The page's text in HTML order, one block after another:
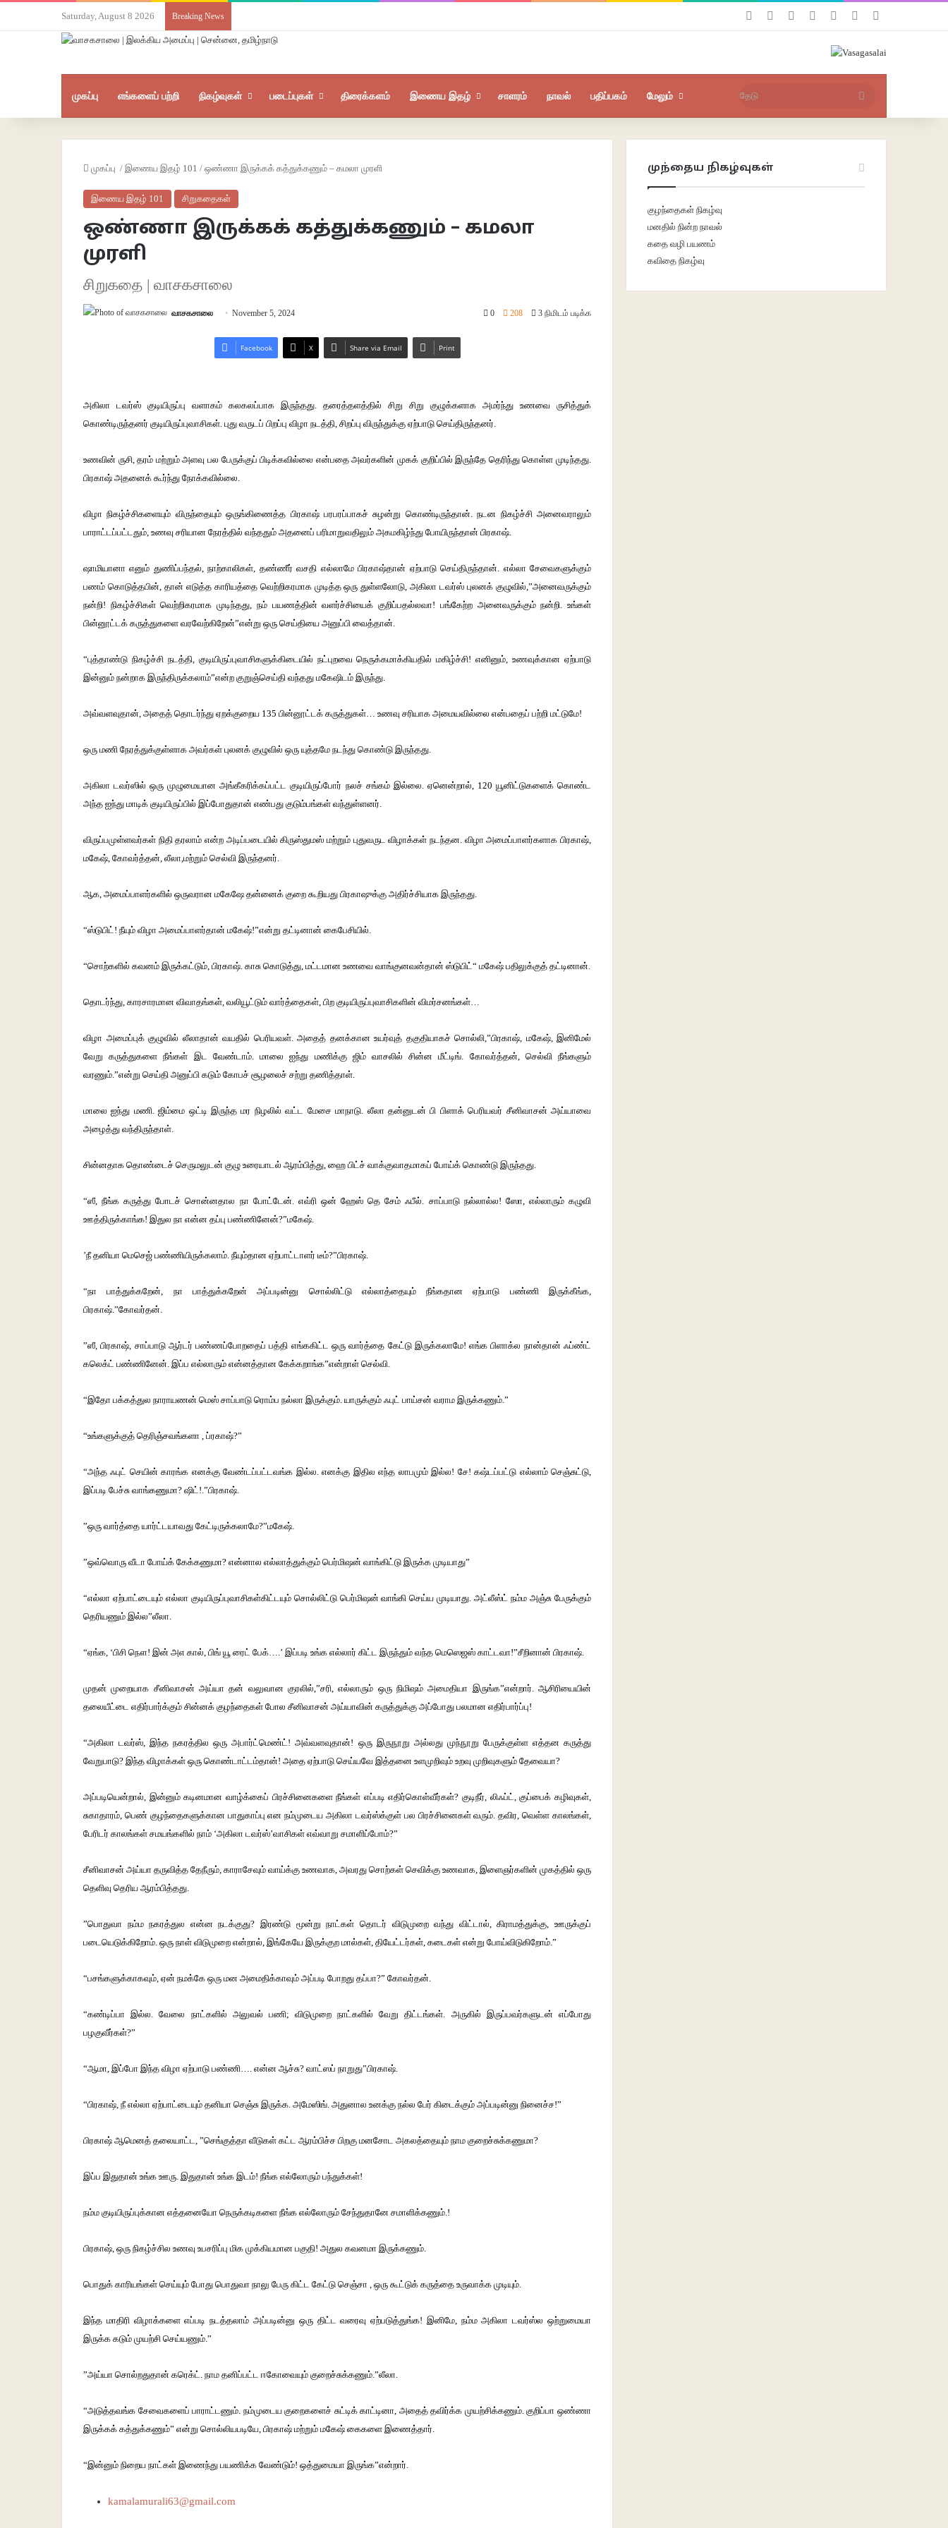
Saturday, August 8 2026 Breaking News Facebook YouTubeInstagramபுகுபதிகைசீரற்ற பதிவுகள்
முகப்பு எங்களைப் பற்றி நிகழ்வுகள் படைப்புகள் திரைக்களம் இணைய இதழ் சாளரம் நாவல் பதிப்பகம் மேலும் தேடு
முகப்பு / இணைய இதழ் 101 / ஒண்ணா இருக்கக் கத்துக்கணும் – கமலா முரளி
இணைய இதழ் 101 சிறுகதைகள்
ஒண்ணா இருக்கக் கத்துக்கணும் – கமலா
முரளி
சிறுகதை | வாசகசாலை
வாசகசாலை November 5, 2024 0 208 3 நிமிடம் படிக்க
Facebook X Share via Email Print
அகிலா டவர்ஸ் குடியிருப்பு வளாகம் கலகலப்பாக இருந்தது. தரைத்தளத்தில் சிறு சிறு குழுக்களாக அமர்ந்து உணவை ருசித்துக்
கொண்டிருந்தனர் குடியிருப்புவாசிகள். புது வருடப் பிறப்பு விழா நடத்தி, சிறப்பு விருந்துக்கு ஏற்பாடு செய்திருந்தனர்.
உணவின் ருசி, தரம் மற்றும் அளவு பல பேருக்குப் பிடிக்கவில்லை என்பதை அவர்களின் முகக் குறிப்பில் இருந்தே தெரிந்து கொள்ள முடிந்தது.
பிரகாஷ் அதனைக் கூர்ந்து நோக்கவில்லை.
விழா நிகழ்ச்சிகளையும் விருந்தையும் ஒருங்கிணைத்த பிரகாஷ் பரபரப்பாகச் சுழன்று கொண்டிருந்தான். நடன நிகழ்ச்சி அனைவராலும்
பாராட்டப்பட்டதும், உணவு சரியான நேரத்தில் வந்ததும் அதனைப் பரிமாறுவதிலும் அகமகிழ்ந்து போயிருந்தான் பிரகாஷ்.
ஷாமியானா எனும் துணிப்பந்தல், நாற்காலிகள், தண்ணீர் வசதி எல்லாமே பிரகாஷ்தான் ஏற்பாடு செய்திருந்தான். எல்லா சேவைகளுக்கும்
பணம் கொடுத்தபின், தான் எடுத்த காரியத்தை வெற்றிகரமாக முடித்த ஒரு துள்ளலோடு, அகிலா டவர்ஸ் புலனக் குழுவில்,”அனைவருக்கும்
நன்றி! நிகழ்ச்சிகள் வெற்றிகரமாக முடிந்தது, நம் பயணத்தின் வளர்ச்சியைக் குறிப்பதல்லவா! பங்கேற்ற அனைவருக்கும் நன்றி. உங்கள்
பின்னூட்டக் கருத்துகளை வரவேற்கிறேன்”என்று ஒரு செய்தியை அனுப்பி வைத்தான்.
“புத்தாண்டு நிகழ்ச்சி நடத்தி, குடியிருப்புவாசிகளுக்கிடையில் நட்புறவை நெருக்கமாக்கியதில் மகிழ்ச்சி! எனினும், உணவுக்கான ஏற்பாடு
இன்னும் நன்றாக இருந்திருக்கலாம்”என்ற குறுஞ்செய்தி வந்தது மகேஷிடம் இருந்து.
அவ்வளவுதான், அதைத் தொடர்ந்து ஏறக்குறைய 135 பின்னூட்டக் கருத்துகள்… உணவு சரியாக அமையவில்லை என்பதைப் பற்றி மட்டுமே!
ஒரு மணி நேரத்துக்குள்ளாக அவர்கள் புலனக் குழுவில் ஒரு யுத்தமே நடந்து கொண்டு இருந்தது.
அகிலா டவர்ஸில் ஒரு முழுமையான அங்கீகரிக்கப்பட்ட குடியிருப்போர் நலச் சங்கம் இல்லை. ஏனென்றால், 120 யூனிட்டுகளைக் கொண்ட
அந்த ஐந்து மாடிக் குடியிருப்பில் இப்போதுதான் எண்பது குடும்பங்கள் வந்துள்ளனர்.
விருப்பமுள்ளவர்கள் நிதி தரலாம் என்ற அடிப்படையில் கிருஸ்துமஸ் மற்றும் புதுவருட விழாக்கள் நடந்தன. விழா அமைப்பாளர்களாக பிரகாஷ்,
மகேஷ், கோவர்த்தன், லீலா,மற்றும் செல்வி இருந்தனர்.
ஆக, அமைப்பாளர்களில் ஒருவரான மகேஷே தன்னைக் குறை கூறியது பிரகாஷுக்கு அதிர்ச்சியாக இருந்தது.
“ஸ்டுபிட்! நீயும் விழா அமைப்பாளர்தான் மகேஷ்!”என்று தட்டினான் கைபேசியில்.
“சொற்களில் கவனம் இருக்கட்டும், பிரகாஷ். காசு கொடுத்து, மட்டமான உணவை வாங்குனவன்தான் ஸ்டுபிட்“ மகேஷ் பதிலுக்குத் தட்டினான்.
தொடர்ந்து, காரசாரமான விவாதங்கள், வலியூட்டும் வார்த்தைகள், பிற குடியிருப்புவாசிகளின் விமர்சனங்கள்…
விழா அமைப்புக் குழுவில் லீலாதான் வயதில் பெரியவள். அதைத் தனக்கான உயர்வுத் தகுதியாகச் சொல்லி,”பிரகாஷ், மகேஷ், இனிமேல்
வேறு கருத்துகளை நீங்கள் இட வேண்டாம். மாலை ஐந்து மணிக்கு ஜிம் வாசலில் சின்ன மீட்டிங். கோவர்த்தன், செல்வி நீங்களும்
வரணும்.”என்று செய்தி அனுப்பி கடும் கோபச் சூழலைச் சற்று தணித்தாள்.
மாலை ஐந்து மணி. ஜிம்மை ஒட்டி இருந்த மர நிழலில் வட்ட மேசை மாநாடு. லீலா தன்னுடன் பி பிளாக் பெரியவர் சீனிவாசன் அய்யாவை
அழைத்து வந்திருந்தாள்.
சின்னதாக தொண்டைச் செருமலுடன் குழு உரையாடல் ஆரம்பித்து, ஹை பிட்ச் வாக்குவாதமாகப் போய்க் கொண்டு இருந்தது.
“ஸீ, நீங்க கருத்து போடச் சொன்னதால நா போட்டேன். எவ்ரி ஒன் ஹேஸ் தெ சேம் ஃபீல். சாப்பாடு நல்லால்ல! ஸோ, எல்லாரும் கழுவி
ஊத்திருக்காங்க! இதுல நா என்ன தப்பு பண்ணினேன்?”மகேஷ்.
’நீ தனியா மெசெஜ் பண்ணியிருக்கலாம். நீயும்தான ஏற்பாட்டாளர் டீம்?”பிரகாஷ்.
“நா பாத்துக்கறேன், நா பாத்துக்கறேன் அப்படின்னு சொல்லிட்டு எல்லாத்தையும் நீங்கதான ஏற்பாடு பண்ணி இருக்கீங்க,
பிரகாஷ்.”கோவர்தன்.
”ஸீ, பிரகாஷ், சாப்பாடு ஆர்டர் பண்ணப்போறதைப் பத்தி எங்ககிட்ட ஒரு வார்த்தை கேட்டு இருக்கலாமே! எங்க பிளாக்ல நான்தான் ஃப்ண்ட்
கலெக்ட் பண்ணினேன். இப்ப எல்லாரும் என்னத்தான கேக்கறாங்க”என்றாள் செல்வி.
“இதோ பக்கத்துல நாராயணன் மெஸ் சாப்பாடு ரொம்ப நல்லா இருக்கும். யாருக்கும் ஃபுட் பாய்சன் வராம இருக்கணும்.”
“உங்களுக்குத் தெரிஞ்சவங்களா , ப்ரகாஷ்?”
“அந்த ஃபுட் செயின் காரங்க எனக்கு வேண்டப்பட்டவங்க இல்ல. எனக்கு இதில எந்த லாபமும் இல்ல! சே! கஷ்டப்பட்டு எல்லாம் செஞ்சுட்டு,
இப்படி பேச்சு வாங்கணுமா? ஷிட்!.”பிரகாஷ்.
”ஒரு வார்த்தை யார்ட்டயாவது கேட்டிருக்கலாமே?”மகேஷ்.
”ஒவ்வொரு வீடா போய்க் கேக்கணுமா? என்னால எல்லாத்துக்கும் பெர்மிஷன் வாங்கிட்டு இருக்க முடியாது”
“எல்லா ஏற்பாட்டையும் எல்லா குடியிருப்புவாசிகள்கிட்டயும் சொல்லிட்டு பெர்மிஷன் வாங்கி செய்ய முடியாது. அட்லீஸ்ட் நம்ம அஞ்சு பேருக்கும்
தெரியணும் இல்ல”லீலா.
“ஏங்க, ‘பிசி நௌ! இன் அஎ கால், பிங் யூ ரைட் பேக்….’ இப்படி உங்க எல்லார் கிட்ட இருந்தும் வந்த மெஸெஜஸ் காட்டவா!”சீறினான் பிரகாஷ்.
முதன் முறையாக சீனிவாசன் அய்யா தன் வலுவான குரலில்,”சரி, எல்லாரும் ஒரு நிமிஷம் அமைதியா இருங்க”என்றார். ஆசிரியையின்
தலையீட்டை எதிர்பார்க்கும் சின்னக் குழந்தைகள் போல சீனிவாசன் அய்யாவின் கருத்துக்கு அப்போது பலமான எதிர்பார்ப்பு!
“அகிலா டவர்ஸ், இந்த நகரத்தில ஒரு அபார்ட்மெண்ட்! அவ்வளவுதான்! ஒரு இருநூறு அல்லது முந்நூறு பேருக்குள்ள எத்தன கருத்து
வேறுபாடு? இந்த விழாக்கள் ஒரு கொண்டாட்டம்தான்! அதை ஏற்பாடு செய்யவே இத்தனை உளமுறிவும் உறவு முறிவுகளும் தேவையா?
அப்படியென்றால், இன்னும் கடினமான வாழ்க்கைப் பிரச்சினைகளை நீங்கள் எப்படி எதிர்கொள்வீர்கள்? குடிநீர், லிஃப்ட், குப்பைக் கழிவுகள்,
சுகாதாரம், பெண் குழந்தைகளுக்கான பாதுகாப்பு என நம்முடைய அகிலா டவர்ஸ்க்குள் பல பிரச்சினைகள் வரும். தவிர, வெள்ள காலங்கள்,
பேரிடர் காலங்கள் சமயங்களில் நாம் ‘அகிலா டவர்ஸ்’வாசிகள் எவ்வாறு சமாளிப்போம்?”
சீனிவாசன் அய்யா தருவித்த தேநீரும், காராசேவும் வாய்க்கு உணவாக, அவரது சொற்கள் செவிக்கு உணவாக, இளைஞர்களின் முகத்தில் ஒரு
தெளிவு தெரிய ஆரம்பித்தது.
”பொதுவா நம்ம நகரத்துல என்ன நடக்குது? இரண்டு மூன்று நாட்கள் தொடர் விடுமுறை வந்து விட்டால், கிராமத்துக்கு, ஊருக்குப்
படையெடுக்கிறோம். ஒரு நாள் விடுமுறை என்றால், இங்கேயே இருக்குற மால்கள், தியேட்டர்கள், கடைகள் என்று போய்விடுகிறோம்.”
“பசங்களுக்காகவும், ஏன் நமக்கே ஒரு மன அமைதிக்காவும் அப்படி போறது தப்பா?” கோவர்தன்.
“கண்டிப்பா இல்ல. வேலை நாட்களில் அலுவல் பணி; விடுமுறை நாட்களில் வேறு திட்டங்கள். அருகில் இருப்பவர்களுடன் எப்போது
பழகுவீர்கள்?”
“ஆமா, இப்போ இந்த விழா ஏற்பாடு பண்ணி…. என்ன ஆச்சு? வாட்ஸப் நாறுது”பிரகாஷ்.
“பிரகாஷ், நீ எல்லா ஏற்பாட்டையும் தனியா செஞ்சு இருக்க. அமேஸிங். அதுனால உனக்கு நல்ல பேர் கிடைக்கும் அப்படின்னு நினைச்ச!”
பிரகாஷ் ஆமெனத் தலையாட்ட, ”செங்குத்தா வீடுகள் கட்ட ஆரம்பிச்ச பிறகு மனசோட அகலத்தையும் நாம குறைச்சுக்கணுமா?
இப்ப இதுதான் உங்க ஊரு. இதுதான் உங்க இடம்! நீங்க எல்லோரும் பந்துக்கள்!
நம்ம குடியிருப்புக்கான எத்தனையோ நெருக்கடிகளை நீங்க எல்லோரும் சேந்துதானே சமாளிக்கணும்.!
பிரகாஷ், ஒரு நிகழ்ச்சில உணவு உபசரிப்பு மிக முக்கியமான பகுதி! அதுல கவனமா இருக்கணும்.
பொதுக் காரியங்கள் செய்யும் போது பொதுவா நாலு பேரு கிட்ட கேட்டு செஞ்சா , ஒரு கூட்டுக் கருத்தை உருவாக்க முடியும்.
இந்த மாதிரி விழாக்களை எப்படி நடத்தலாம் அப்படின்னு ஒரு திட்ட வரைவு ஏற்படுத்துங்க! இனிமே, நம்ம அகிலா டவர்ஸ்ல ஒற்றுமையா
இருக்க கடும் முயற்சி செய்யணும்.”
”அய்யா சொல்றதுதான் கரெக்ட். நாம தனிப்பட்ட ஈகோவையும் குறைச்சுக்கணும்.”லீலா.
“அடுத்தவங்க சேவைகளைப் பாராட்டணும். நம்முடைய குறைகளைச் சுட்டிக் காட்டினா, அதைத் தவிர்க்க முயற்சிக்கணும். குறிப்பா ஒண்ணா
இருக்கக் கத்துக்கணும்” என்று சொல்லியபடியே, பிரகாஷ் மற்றும் மகேஷ் கைகளை இணைத்தார்.
“இன்னும் நிறைய நாட்கள் இணைந்து பயணிக்க வேண்டும்! ஒத்துமையா இருங்க”என்றார்.
kamalamurali63@gmail.com
முந்தைய நிகழ்வுகள்
குழந்தைகள் நிகழ்வு
மனதில் நின்ற நாவல்
கதை வழி பயணம்
கவிதை நிகழ்வு